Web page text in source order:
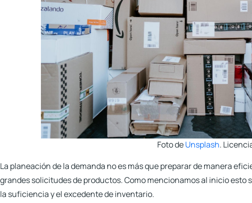
Foto deUnsplash.
La planeación de la demanda no es más que preparar de manera
grandes solicitudes de productos.Como mencionamos al inicio esto
la suficiencia y el excedente de inventario.